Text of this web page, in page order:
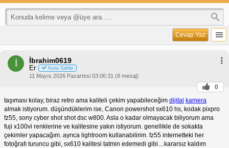
Cevap Yaz
İ İbrahim0619
Er Konu Sahibi
11 Mayıs 2026 Pazartesi 03:06:31 (8 mesaj)
0
taşıması kolay, biraz retro ama kaliteli çekim yapabileceğim dijital kamera
almak istiyorum. düşündüklerim ise, Canon powershot sx610 hs, kodak pixpro
fz55, sony cyber shot shot dsc w800. Asla o kadar olmayacak biliyorum ama
fuji x100vi renklerine ve kalitesine yakın istiyorum. genellikle de sokakta
çekimler yapacağım. ayrıca lightroom kullanabilirim. fz55 internetteki her
fotoğrafı turuncu gibi, sx610 kalitesi tatmin edemedi gibi…kararsız kaldım